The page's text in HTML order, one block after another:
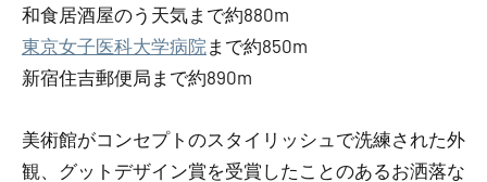
和食居酒屋のう天気まで約880m
東京女子医科大学病院 まで約850m
新宿住吉郵便局まで約890m
美術館がコンセプトのスタイリッシュで洗練された外
観、グットデザイン賞を受賞したことのあるお洒落な